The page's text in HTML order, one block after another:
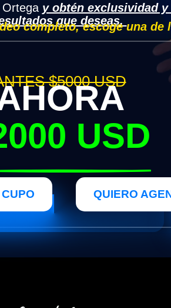
y obtén exclusividad
que deseas.
completo, escoge una de
$5000 USD
USD
QUIERO